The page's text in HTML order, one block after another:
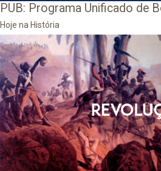
PUB: Programa Unificado de
Hoje na História